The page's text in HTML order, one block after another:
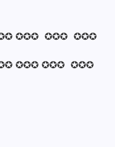
✪✪✪ ✪✪✪ ✪✪✪
✪✪✪ ✪✪✪ ✪✪✪